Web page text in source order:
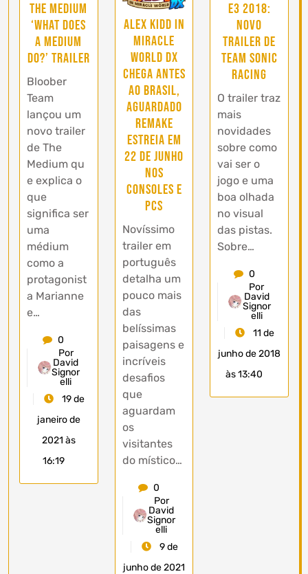
The Medium
‘What Does
a Medium
Do?’ trailer
Bloober
Team
lançou um
novo trailer
de The
Medium qu
e explica o
que
significa ser
uma
médium
como a
protagonist
a Marianne
e…
0
Por
David
Signor
elli
19 de
janeiro de
2021 às
16:19
Alex Kidd in
Miracle
World DX
chega antes
ao Brasil,
aguardado
remake
estreia em
22 de junho
nos
consoles e
PCs
Novíssimo
trailer em
português
detalha um
pouco mais
das
belíssimas
paisagens e
incríveis
desafios
que
aguardam
os
visitantes
do místico…
0
Por
David
Signor
elli
9 de
junho de 2021
E3 2018:
Novo
trailer de
Team Sonic
Racing
O trailer traz
mais
novidades
sobre como
vai ser o
jogo e uma
boa olhada
no visual
das pistas.
Sobre…
0
Por
David
Signor
elli
11 de
junho de 2018
às 13:40